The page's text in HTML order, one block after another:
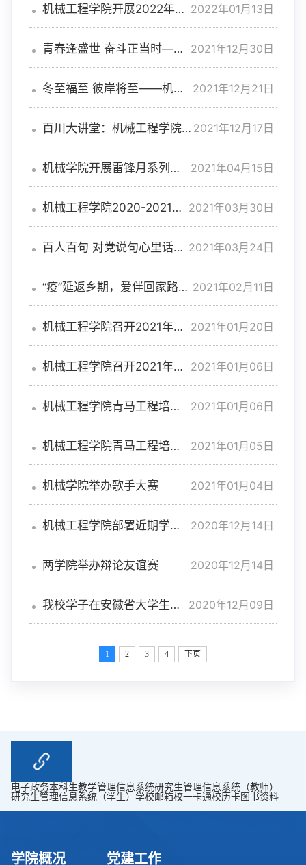
间组织学生资助宣传大使开展
机械工程学院开展2022年寒
假线上集中家访
2022年01月13日
青春逢盛世 奋斗正当时——
机械工程学院对年度“五育”工
作进行汇报表彰
2021年12月30日
冬至福至 彼岸将至——机械
工程学院召开2022届学子考研
动员暨冲刺慰问会
2021年12月21日
百川大讲堂：机械工程学院引
导学生涵养“阳光心态” 探寻“幸
福人生”
2021年12月17日
机械学院开展雷锋月系列活
动
2021年04月15日
机械工程学院2020-2021学
年度第二学期本科生辅导员带
班情况
2021年03月30日
百人百句 对党说句心里话—
机械工程学院喜迎建党100周
年系列活动启动
2021年03月24日
“疫”延返乡期，爱伴回家路—
机械工程学院倾情做好延期返
乡学生各项工作
2021年02月11日
机械工程学院召开2021年寒
假线上集中家访会
2021年01月20日
机械工程学院召开2021年大
学生征兵政策宣讲会
2021年01月06日
机械工程学院青马工程培训
班正式开班
2021年01月06日
机械工程学院青马工程培训
班正式开班
2021年01月05日
机械学院举办歌手大赛 2021年01月04日
机械工程学院部署近期学生
工作
2020年12月14日
两学院举办辩论友谊赛 2020年12月14日
我校学子在安徽省大学生交
通科技大赛中取得佳绩
2020年12月09日
1 2 3 4 下页
电子政务本科生教学管理信息系统研究生管理信息系统（教师）
研究生管理信息系统（学生） 学校邮箱校一卡通校历卡图书资料
学院概况 党建工作